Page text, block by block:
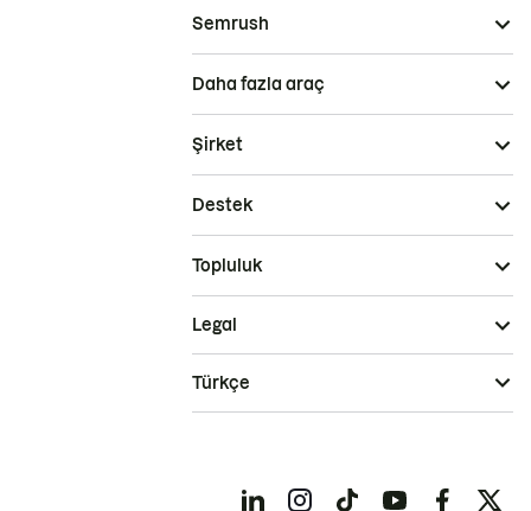
Semrush
Daha fazla araç
Şirket
Destek
Topluluk
Legal
Türkçe